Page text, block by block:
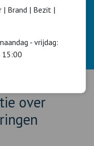
vrij. 09:00 - 17:00 / zat.
over
| Brand | Bezit |
- vrijdag:
15:00